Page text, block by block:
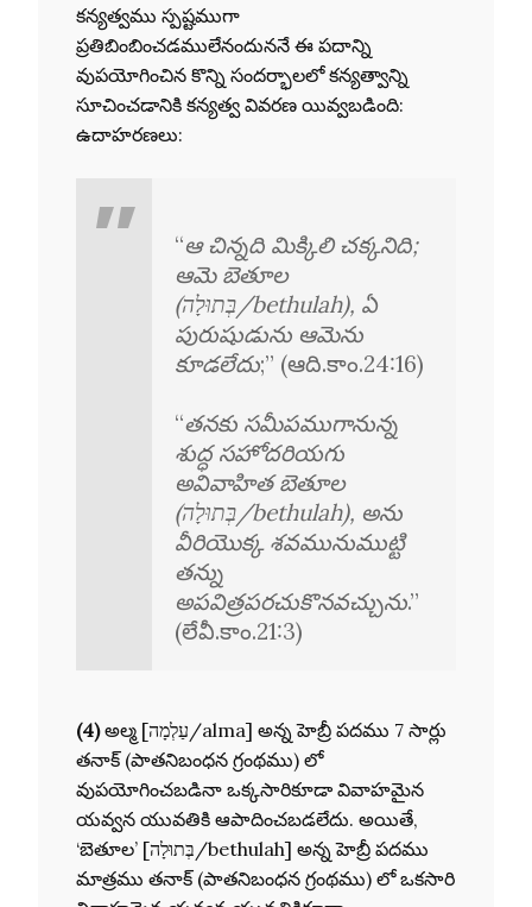
కన్యత్వము స్పష్టముగా
ప్రతిబింబించడములేనందుననే ఈ పదాన్ని
వుపయోగించిన కొన్ని సందర్భాలలో కన్యత్వాన్ని
సూచించడానికి కన్యత్వ వివరణ యివ్వబడింది:
ఉదాహరణలు:
“ఆ చిన్నది మిక్కిలి చక్కనిది;
ఆమె బెతూల
(בְּתוּלָה/bethulah), ఏ
పురుషుడును ఆమెను
కూడలేదు;” (ఆది.కాం.24:16)
“తనకు సమీపముగానున్న
శుద్ధ సహోదరియగు
అవివాహిత బెతూల
(בְּתוּלָה/bethulah), అను
వీరియొక్క శవమునుముట్టి
తన్ను
అపవిత్రపరచుకొనవచ్చును.”
(లేవీ.కాం.21:3)
(4)అల్మ [עַלְמָה/alma] అన్న హెబ్రీ పదము 7 సార్లు
తనాక్ (పాతనిబంధన గ్రంథము) లో
వుపయోగించబడినా ఒక్కసారికూడా వివాహమైన
యవ్వన యువతికి ఆపాదించబడలేదు. అయితే,
‘బెతూల’ [בְּתוּלָה/bethulah] అన్న హెబ్రీ పదము
మాత్రము తనాక్ (పాతనిబంధన గ్రంథము) లో ఒకసారి